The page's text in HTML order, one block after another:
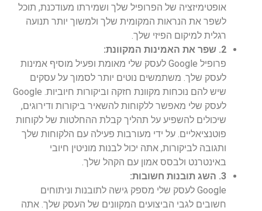
אופטימיזציה של הפרופיל שלך ושמירתו מעודכנת, תוכל
לשפר את הנראות המקומית שלך ולמשוך יותר תנועה
רגלית למיקום הפיזי שלך.
2. שפר את האמינות המקוונת:
פרופיל Google לעסק שלי מאומת ופעיל מוסיף אמינות
לעסק שלך. משתמשים נוטים יותר לסמוך על עסקים
שיש להם נוכחות מקוונת חזקה וביקורות חיוביות. Google
לעסק שלי מאפשר ללקוחות להשאיר ביקורות ודירוגים,
שיכולים להשפיע על תהליך קבלת ההחלטות של לקוחות
פוטנציאליים. על ידי מעורבות פעילה עם הלקוחות שלך
ותגובה לביקורות, אתה יכול לבנות מוניטין חיובי
באינטרנט ולבסס אמון עם הקהל שלך.
3. השג תובנות חשובות:
Google לעסק שלי מספק גישה לתובנות וניתוחים
חשובים לגבי הביצועים המקוונים של העסק שלך. אתה